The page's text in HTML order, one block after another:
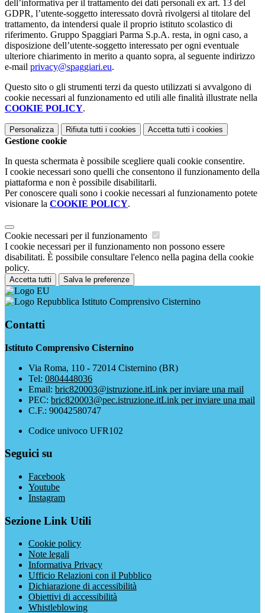
dell’informativa per il trattamento dei dati personali ex art. 13 del
GDPR, l’utente-soggetto interessato dovrà rivolgersi al titolare del
trattamento, da intendersi quale il proprio istituto scolastico di
riferimento. Gruppo Spaggiari Parma S.p.A. resta, in ogni caso, a
disposizione dell’utente-soggetto interessato per ogni eventuale
ulteriore chiarimento in merito a quanto sopra, al seguente indirizzo
e-mail privacy@spaggiari.eu.
Questo sito o gli strumenti terzi da questo utilizzati si avvalgono di
cookie necessari al funzionamento ed utili alle finalità illustrate nella
COOKIE POLICY.
Personalizza Rifiuta tutti i cookies Accetta tutti i cookies
Gestione cookie
In questa schermata è possibile scegliere quali cookie consentire.
I cookie necessari sono quelli che consentono il funzionamento della
piattaforma e non è possibile disabilitarli.
Per conoscere quali sono i cookie necessari al funzionamento potete
visionare la COOKIE POLICY.
Cookie necessari per il funzionamento
I cookie necessari per il funzionamento non possono essere
disabilitati. È possibile consultare l'elenco nella pagina della cookie
policy.
Accetta tutti Salva le preferenze
Istituto Comprensivo Cisternino
Contatti
Istituto Comprensivo Cisternino
Via Roma, 110 - 72014 Cisternino (BR)
Tel: 0804448036
Email: bric820003@istruzione.itLink per inviare una mail
PEC: bric820003@pec.istruzione.itLink per inviare una mail
C.F.: 90042580747
Codice univoco UFR102
Seguici su
Facebook
Youtube
Instagram
Sezione Link Utili
Cookie policy
Note legali
Informativa Privacy
Ufficio Relazioni con il Pubblico
Dichiarazione di accessibilità
Obiettivi di accessibilità
Whistleblowing